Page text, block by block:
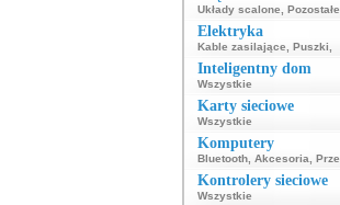
Układy scalone Pozostałe
Elektryka
Kable zasilające Puszki
Inteligentny dom
Wszystkie
Karty sieciowe
Wszystkie
Komputery
Bluetooth, Akcesoria
Kontrolery sieciowe
Wszystkie